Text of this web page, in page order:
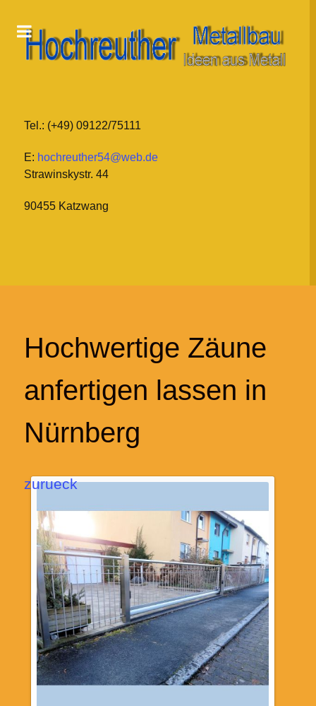
Tel.: (+49) 09122/75111
E: hochreuther54@web.de
Strawinskystr. 44
90455 Katzwang
Hochwertige Zäune
anfertigen lassen in
Nürnberg
zurueck